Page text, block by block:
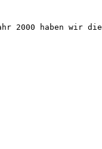
2000 haben wir